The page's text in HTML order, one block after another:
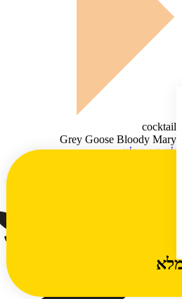
cocktail
Grey Goose Bloody Mary
לעמוד המלא